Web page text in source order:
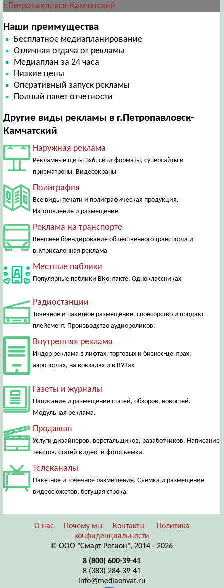
г.Петропавловск-Камчатский
Наши преимущества
Бесплатное медиапланирование
Отличная отдача от рекламы
Медиаплан за 24 часа
Низкие цены
Оперативный запуск рекламы
Полный пакет отчетности
Другие виды рекламы в г.Петропавловск-
Камчатский
Наружная реклама
Рекламные щиты 3х6, сити-форматы, суперсайты и
призматроны. Видеоэкраны
Полиграфия
Все виды печати и полиграфическая продукция.
Изготовление и размещение
Реклама на транспорте
Внешнее брендирование общественного транспорта и
внутрисалонная реклама
Местные паблики
Популярные паблики ВКонтакте, Одноклассниках
Радиостанции
Точечное и пакетное размещение, спонсорство и продакт
плейсмент. Производство аудиороликов.
Внутренняя реклама
Индор реклама в лифтах, торговых и бизнес-центрах,
аэропортах, на вокзалах и в ВУЗах
Газеты и журналы
Написание и размещение статей, обзоров, новостей.
Модульная реклама.
Продакшн
Услуги дизайнеров, верстальщиков, разаботчиков. Написание
текстов, статей видео- и фотосъемка.
Телеканалы
Пакетное и точечное размещение. Съемка и размещение
видеосюжетов, бегущая строка.
О нас Почему мы Контакты
Политика
конфиденциальности
© ООО "Смарт Регион", 2014 - 2026
8 (800) 600-39-41
8 (383) 284-39-41
info@mediaohvat.ru